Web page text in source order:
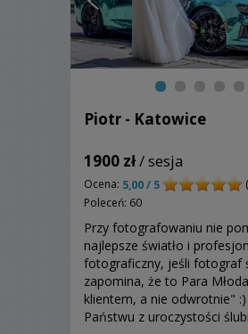
Piotr - Katowice
1900 zł/ sesja
Ocena: 5,00 / 5
Poleceń: 60
Przy fotografowaniu nie
najlepsze światło i
fotograficzny, jeśli fotograf
zapomina, że to Para
klientem, a nie odwrotnie"
Państwu z uroczystości